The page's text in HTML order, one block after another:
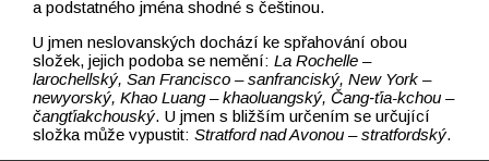
a podstatného jména shodné s češtinou.
U jmen neslovanských dochází ke spřahování obou
složek, jejich podoba se nemění:La Rochelle –⁠⁠⁠⁠⁠⁠⁠⁠⁠⁠⁠⁠⁠⁠⁠⁠⁠⁠⁠⁠⁠⁠⁠⁠⁠⁠⁠⁠⁠⁠⁠⁠⁠⁠⁠⁠⁠⁠⁠⁠⁠⁠⁠⁠⁠⁠⁠⁠⁠⁠⁠⁠⁠⁠⁠⁠⁠⁠⁠⁠⁠⁠
larochellský, San Francisco –⁠⁠⁠⁠⁠⁠⁠⁠⁠⁠⁠⁠⁠⁠⁠⁠⁠⁠⁠⁠⁠⁠⁠⁠⁠⁠⁠⁠⁠⁠⁠⁠⁠⁠⁠⁠⁠⁠⁠⁠⁠⁠⁠⁠⁠⁠⁠⁠⁠⁠⁠⁠⁠⁠⁠⁠⁠⁠⁠⁠⁠⁠ sanfranciský, New York –⁠⁠⁠⁠⁠⁠⁠⁠⁠⁠⁠⁠⁠⁠⁠⁠⁠⁠⁠⁠⁠⁠⁠⁠⁠⁠⁠⁠⁠⁠⁠⁠⁠⁠⁠⁠⁠⁠⁠⁠⁠⁠⁠⁠⁠⁠⁠⁠⁠⁠⁠⁠⁠⁠⁠⁠⁠⁠⁠⁠⁠⁠
newyorský, Khao Luang –⁠⁠⁠⁠⁠⁠⁠⁠⁠⁠⁠⁠⁠⁠⁠⁠⁠⁠⁠⁠⁠⁠⁠⁠⁠⁠⁠⁠⁠⁠⁠⁠⁠⁠⁠⁠⁠⁠⁠⁠⁠⁠⁠⁠⁠⁠⁠⁠⁠⁠⁠⁠⁠⁠⁠⁠⁠⁠⁠⁠⁠⁠ khaoluangský, Čang‑ťia-kchou –⁠⁠⁠⁠⁠⁠⁠⁠⁠⁠⁠⁠⁠⁠⁠⁠⁠⁠⁠⁠⁠⁠⁠⁠⁠⁠⁠⁠⁠⁠⁠⁠⁠⁠⁠⁠⁠⁠⁠⁠⁠⁠⁠⁠⁠⁠⁠⁠⁠⁠⁠⁠⁠⁠⁠⁠⁠⁠⁠⁠⁠⁠
čangťiakchouský. U jmen s bližším určením se určující
složka může vypustit:Stratford nad Avonou –⁠⁠⁠⁠⁠⁠⁠⁠⁠⁠⁠⁠⁠⁠⁠⁠⁠⁠⁠⁠⁠⁠⁠⁠⁠⁠⁠⁠⁠⁠⁠⁠⁠⁠⁠⁠⁠⁠⁠⁠⁠⁠⁠⁠⁠⁠⁠⁠⁠⁠⁠⁠⁠⁠⁠⁠⁠⁠⁠⁠⁠⁠ stratfordský.